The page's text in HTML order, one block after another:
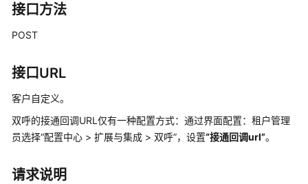
门
用
指
价
格
说
接口方法
POST
接口URL
客户自定义。
双呼的接通回调URL仅有一种配置方式：通过界面配置：租户管理
员选择“配置中心 > 扩展与集成 > 双呼”，设置“接通回调url”。
请求说明